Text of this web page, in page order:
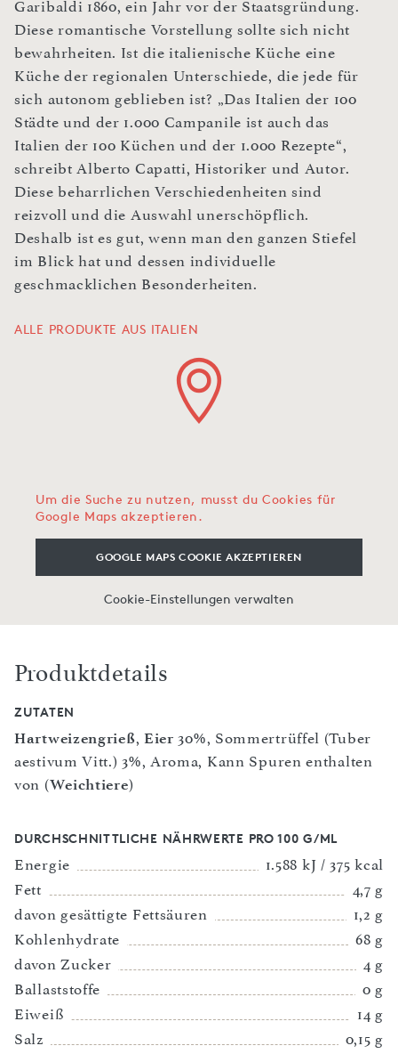
Garibaldi 1860, ein Jahr vor der Staatsgründung.
Diese romantische Vorstellung sollte sich nicht
bewahrheiten. Ist die italienische Küche eine
Küche der regionalen Unterschiede, die jede für
sich autonom geblieben ist? „Das Italien der 100
Städte und der 1.000 Campanile ist auch das
Italien der 100 Küchen und der 1.000 Rezepte“,
schreibt Alberto Capatti, Historiker und Autor.
Diese beharrlichen Verschiedenheiten sind
reizvoll und die Auswahl unerschöpflich.
Deshalb ist es gut, wenn man den ganzen Stiefel
im Blick hat und dessen individuelle
geschmacklichen Besonderheiten.
ALLE PRODUKTE AUS ITALIEN
Um die Suche zu nutzen, musst du Cookies für
Google Maps akzeptieren.
GOOGLE MAPS COOKIE AKZEPTIEREN
Cookie-Einstellungen verwalten
Produktdetails
ZUTATEN
Hartweizengrieß, Eier 30%, Sommertrüffel (Tuber
aestivum Vitt.) 3%, Aroma, Kann Spuren enthalten
von (Weichtiere)
DURCHSCHNITTLICHE NÄHRWERTE PRO 100 G/ML
Energie
1.588 kJ / 375 kcal
Fett
4,7 g
davon gesättigte Fettsäuren
1,2 g
Kohlenhydrate
68 g
davon Zucker
4 g
Ballaststoffe
0 g
Eiweiß
14 g
Salz
0,15 g